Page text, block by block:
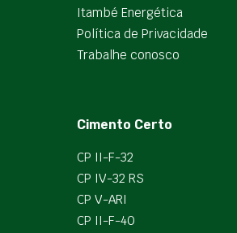
Itambé Energética
Política de Privacidade
Trabalhe conosco
Cimento Certo
CP II-F-32
CP IV-32 RS
CP V-ARI
CP II-F-40